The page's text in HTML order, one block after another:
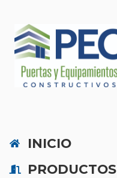
INICIO
PRODUCTOS